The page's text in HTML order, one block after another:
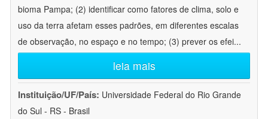
bioma Pampa; (2) identificar como fatores de clima, solo e
uso da terra afetam esses padrões, em diferentes escalas
de observação, no espaço e no tempo; (3) prever os efei...
leia mais
Instituição/UF/País: Universidade Federal do Rio Grande
do Sul - RS - Brasil